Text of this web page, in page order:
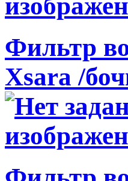
Фильтр
Xsara /